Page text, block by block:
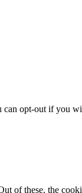
can opt-out if you
these, the